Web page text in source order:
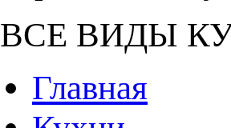
ВСЕ ВИДЫ
Главная